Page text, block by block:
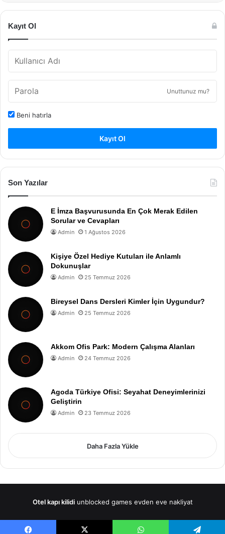
Kayıt Ol
Unuttunuz mu?
Beni hatırla
Kayıt Ol
Son Yazılar
E İmza Başvurusunda En Çok Merak Edilen
Sorular ve Cevapları
Admin 1 Ağustos 2026
Kişiye Özel Hediye Kutuları ile Anlamlı
Dokunuşlar
Admin 25 Temmuz 2026
Bireysel Dans Dersleri Kimler İçin Uygundur?
Admin 25 Temmuz 2026
Akkom Ofis Park: Modern Çalışma Alanları
Admin 24 Temmuz 2026
Agoda Türkiye Ofisi: Seyahat Deneyimlerinizi
Geliştirin
Admin 23 Temmuz 2026
Daha Fazla Yükle
Otel kapı kilidi unblocked games evden eve nakliyat